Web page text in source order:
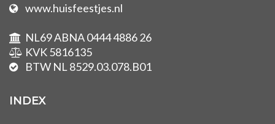
www.huisfeestjes.nl
NL69 ABNA 0444 4886 26
KVK 5816135
BTW NL 8529.03.078.B01
INDEX